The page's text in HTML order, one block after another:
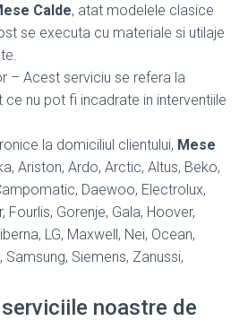
Calde, atat modelele clasice
se executa cu materiale si utilaje
– Acest serviciu se refera la
nu pot fi incadrate in interventiile
la domiciliul clientului, Mese
Ariston, Ardo, Arctic, Altus, Beko,
Daewoo, Electrolux,
Fourlis, Gorenje, Gala, Hoover,
LG, Maxwell, Nei, Ocean,
Samsung, Siemens, Zanussi,
noastre de